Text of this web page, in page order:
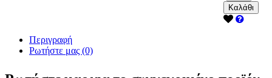
Καλάθι
Περιγραφή
Ρωτήστε μας (0)